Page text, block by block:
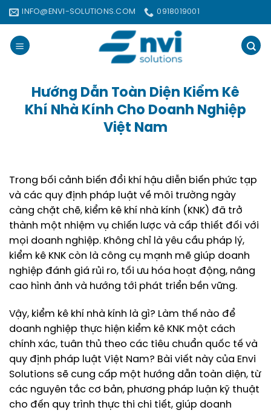
Bỏ
qua
nội
dung
INFO@ENVI-SOLUTIONS.COM 0918019001
Hướng Dẫn Toàn Diện Kiểm Kê
Khí Nhà Kính Cho Doanh Nghiệp
Việt Nam
Trong bối cảnh biến đổi khí hậu diễn biến phức tạp
và các quy định pháp luật về môi trường ngày
càng chặt chẽ, kiểm kê khí nhà kính (KNK) đã trở
thành một nhiệm vụ chiến lược và cấp thiết đối với
mọi doanh nghiệp. Không chỉ là yêu cầu pháp lý,
kiểm kê KNK còn là công cụ mạnh mẽ giúp doanh
nghiệp đánh giá rủi ro, tối ưu hóa hoạt động, nâng
cao hình ảnh và hướng tới phát triển bền vững.
Vậy, kiểm kê khí nhà kính là gì? Làm thế nào để
doanh nghiệp thực hiện kiểm kê KNK một cách
chính xác, tuân thủ theo các tiêu chuẩn quốc tế và
quy định pháp luật Việt Nam? Bài viết này của Envi
Solutions sẽ cung cấp một hướng dẫn toàn diện, từ
các nguyên tắc cơ bản, phương pháp luận kỹ thuật
cho đến quy trình thực thi chi tiết, giúp doanh